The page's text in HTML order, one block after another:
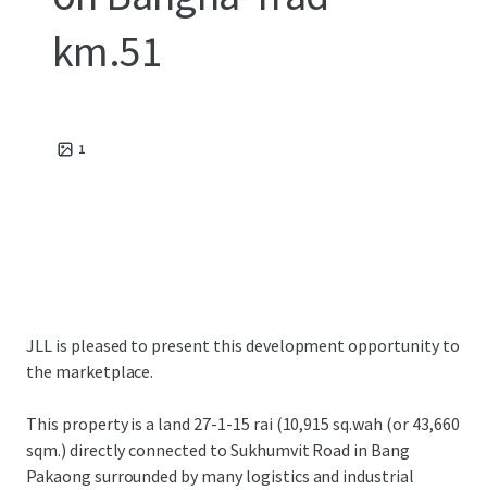
km.51
1
JLL is pleased to present this development opportunity to
the marketplace.
This property is a land 27-1-15 rai (10,915 sq.wah (or 43,660
sqm.) directly connected to Sukhumvit Road in Bang
Pakaong surrounded by many logistics and industrial